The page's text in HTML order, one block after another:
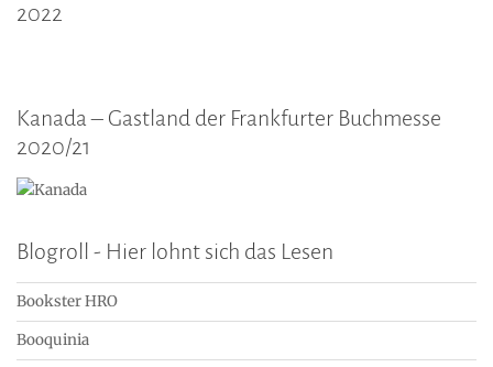
2022
Kanada – Gastland der Frankfurter Buchmesse
2020/21
Blogroll - Hier lohnt sich das Lesen
Bookster HRO
Booquinia